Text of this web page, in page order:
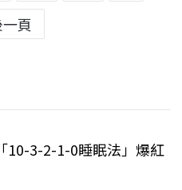
頁
10-3-2-1-0睡眠法」爆紅